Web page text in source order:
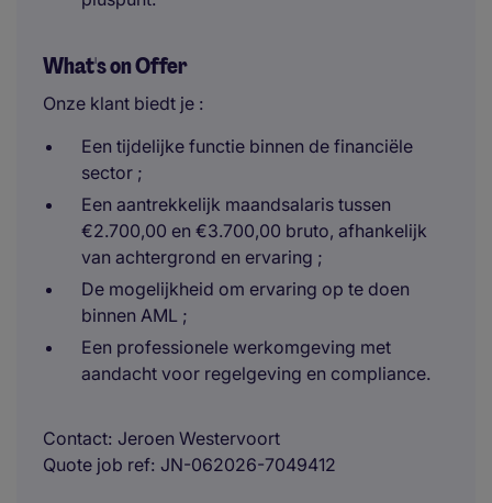
What's on Offer
Onze klant biedt je :
Een tijdelijke functie binnen de financiële
sector ;
Een aantrekkelijk maandsalaris tussen
€2.700,00 en €3.700,00 bruto, afhankelijk
van achtergrond en ervaring ;
De mogelijkheid om ervaring op te doen
binnen AML ;
Een professionele werkomgeving met
aandacht voor regelgeving en compliance.
Contact Jeroen Westervoort
Quote job ref JN-062026-7049412